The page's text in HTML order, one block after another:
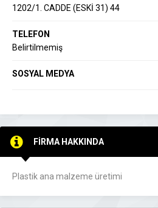
1202/1. CADDE (ESKİ 31) 44
TELEFON
Belirtilmemiş
SOSYAL MEDYA
FİRMA HAKKINDA
Plastik ana malzeme üretimi